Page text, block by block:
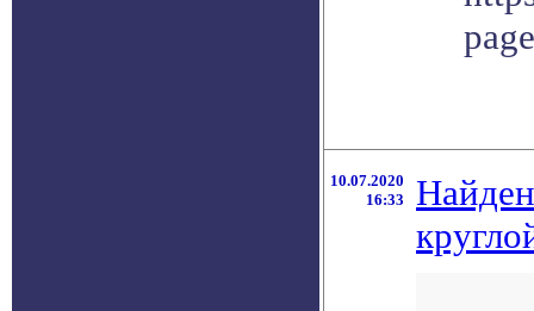
10.07.2020
16:33